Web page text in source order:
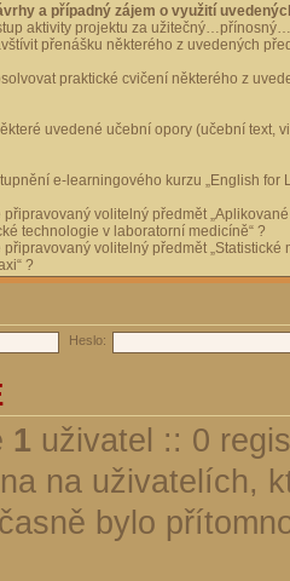
a případný zájem o využití
aktivity projektu za
přenášku některého z uvedených
praktické cvičení některého z
uvedené učební opory (učební text,
e-learningového kurzu „English for
volitelný předmět „Aplikované
technologie v laboratorní medicíně“ ?
volitelný předmět „Statistické
?
Heslo:
1 uživatel :: 0
na uživatelích,
bylo